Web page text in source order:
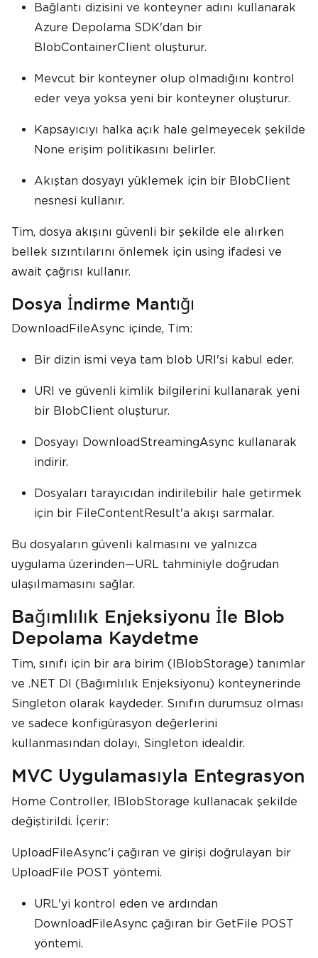
Bağlantı dizisini ve konteyner adını kullanarak
Azure Depolama SDK'dan bir
BlobContainerClient oluşturur.
Mevcut bir konteyner olup olmadığını kontrol
eder veya yoksa yeni bir konteyner oluşturur.
Kapsayıcıyı halka açık hale gelmeyecek şekilde
None erişim politikasını belirler.
Akıştan dosyayı yüklemek için bir BlobClient
nesnesi kullanır.
Tim, dosya akışını güvenli bir şekilde ele alırken
bellek sızıntılarını önlemek için using ifadesi ve
await çağrısı kullanır.
Dosya İndirme Mantığı
DownloadFileAsync içinde, Tim:
Bir dizin ismi veya tam blob URI'si kabul eder.
URI ve güvenli kimlik bilgilerini kullanarak yeni
bir BlobClient oluşturur.
Dosyayı DownloadStreamingAsync kullanarak
indirir.
Dosyaları tarayıcıdan indirilebilir hale getirmek
için bir FileContentResult'a akışı sarmalar.
Bu dosyaların güvenli kalmasını ve yalnızca
uygulama üzerinden—URL tahminiyle doğrudan
ulaşılmamasını sağlar.
Bağımlılık Enjeksiyonu İle Blob
Depolama Kaydetme
Tim, sınıfı için bir ara birim (IBlobStorage) tanımlar
ve .NET DI (Bağımlılık Enjeksiyonu) konteynerinde
Singleton olarak kaydeder. Sınıfın durumsuz olması
ve sadece konfigürasyon değerlerini
kullanmasından dolayı, Singleton idealdir.
MVC Uygulamasıyla Entegrasyon
Home Controller, IBlobStorage kullanacak şekilde
değiştirildi. İçerir:
UploadFileAsync'i çağıran ve girişi doğrulayan bir
UploadFile POST yöntemi.
URL'yi kontrol eden ve ardından
DownloadFileAsync çağıran bir GetFile POST
yöntemi.